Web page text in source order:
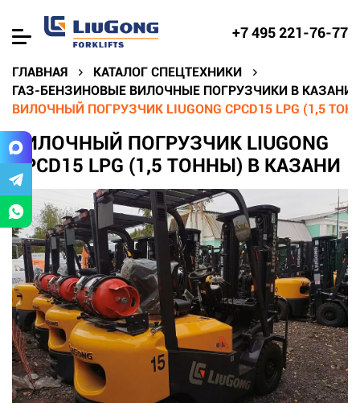
+7 495 221-76-77
ГЛАВНАЯ
КАТАЛОГ СПЕЦТЕХНИКИ
ГАЗ-БЕНЗИНОВЫЕ ВИЛОЧНЫЕ ПОГРУЗЧИКИ В КАЗАНИ
ВИЛОЧНЫЙ ПОГРУЗЧИК LIUGONG CPCD15 LPG (1,5
ВИЛОЧНЫЙ ПОГРУЗЧИК LIUGONG
CPCD15 LPG (1,5 ТОННЫ) В КАЗАНИ